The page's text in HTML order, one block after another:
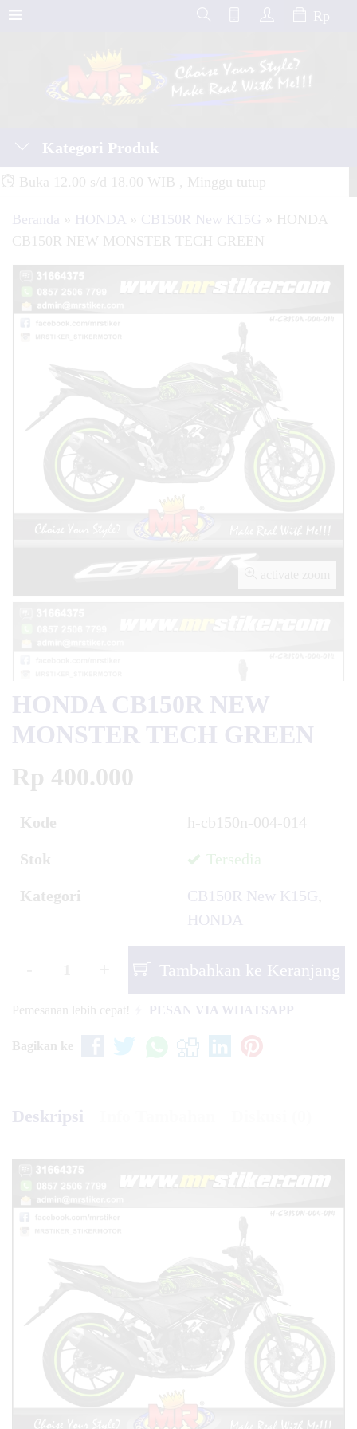
Rp
Kategori Produk
Buka 12.00 s/d 18.00 WIB , Minggu tutup
Beranda » HONDA » CB150R New K15G » HONDA
CB150R NEW MONSTER TECH GREEN
HONDA CB150R NEW
MONSTER TECH GREEN
Rp 400.000
Kode h-cb150n-004-014
Stok Tersedia
Kategori CB150R New K15G,
HONDA
Tambahkan ke Keranjang
Pemesanan lebih cepat! PESAN VIA WHATSAPP
Bagikan ke
Deskripsi